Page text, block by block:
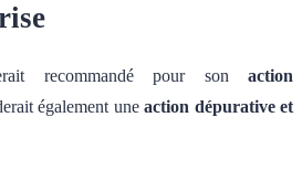
recommandé pour son action
également uneaction dépurative et